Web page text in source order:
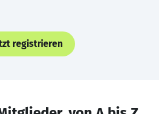
registrieren